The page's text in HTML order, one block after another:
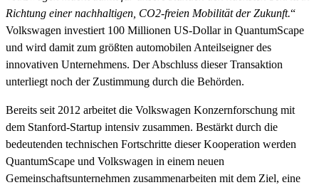
Richtung einer nachhaltigen, CO2-freien Mobilität der Zukunft.“
Volkswagen investiert 100 Millionen US-Dollar in QuantumScape
und wird damit zum größten automobilen Anteilseigner des
innovativen Unternehmens. Der Abschluss dieser Transaktion
unterliegt noch der Zustimmung durch die Behörden.
Bereits seit 2012 arbeitet die Volkswagen Konzernforschung mit
dem Stanford-Startup intensiv zusammen. Bestärkt durch die
bedeutenden technischen Fortschritte dieser Kooperation werden
QuantumScape und Volkswagen in einem neuen
Gemeinschaftsunternehmen zusammenarbeiten mit dem Ziel, eine